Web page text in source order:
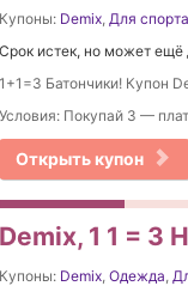
Купоны: Demix, Для спорта
Срок истек, но может ещё
1+1=3 Батончики! Купон
Условия: Покупай 3 —
Открыть купон
Demix, 1 1 = 3
Купоны: Demix, Одежда,